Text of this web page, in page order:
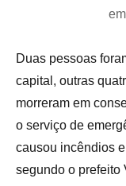
Duas pessoas
capital, outras
morreram em
o serviço de
causou incêndios
segundo o prefeito